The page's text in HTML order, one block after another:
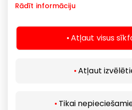
Rādīt informāciju
Atļaut visus
Atļaut
Tikai